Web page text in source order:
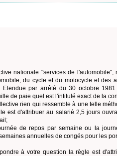
nationale "services de l'automobile",
du cycle et du motocycle et des
par arrêté du 30 octobre
de paie quel est l'intitulé exact de la
rien qui ressemble à une telle
est d'attribuer au salarié 2,5 jours
de repos par semaine ou la
annuelles de congés pour les
à votre question la règle est